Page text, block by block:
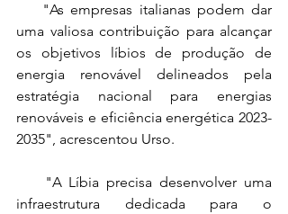
"As empresas italianas podem dar
uma valiosa contribuição para alcançar
os objetivos líbios de produção de
energia renovável delineados pela
estratégia nacional para energias
renováveis e eficiência energética 2023-
2035", acrescentou Urso.
"A Líbia precisa desenvolver uma
infraestrutura dedicada para o